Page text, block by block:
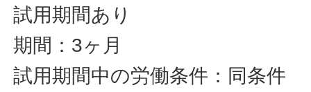
試用期間あり
期間：3ヶ月
試用期間中の労働条件：同条件